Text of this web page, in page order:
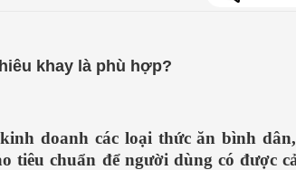
khay là phù hợp?
doanh các loại thức ăn bình
tiêu chuẩn để người dùng có được